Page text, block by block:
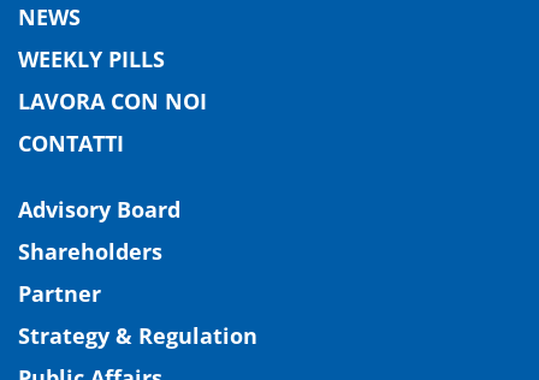
NEWS
WEEKLY PILLS
LAVORA CON NOI
CONTATTI
Advisory Board
Shareholders
Partner
Strategy & Regulation